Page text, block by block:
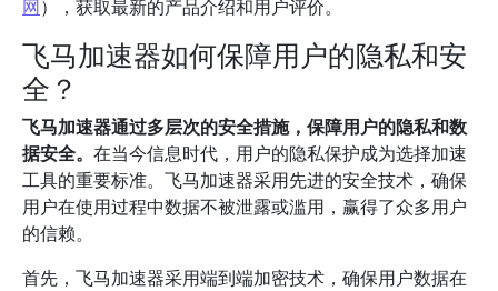
网），获取最新的产品介绍和用户评价。
飞马加速器如何保障用户的隐私和安
全？
飞马加速器通过多层次的安全措施，保障用户的隐私和数
据安全。 在当今信息时代，用户的隐私保护成为选择加速
工具的重要标准。飞马加速器采用先进的安全技术，确保
用户在使用过程中数据不被泄露或滥用，赢得了众多用户
的信赖。
首先，飞马加速器采用端到端加密技术，确保用户数据在